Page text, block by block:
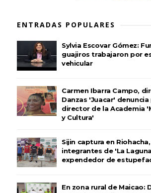
ENTRADAS POPULARES
Sylvia Escovar Gómez:
guajiros trabajaron por
vehicular
Carmen Ibarra Campo,
Danzas 'Juacar'
director de la Academia
y Cultura'
Sijin captura en
integrantes de 'La
expendedor de
En zona rural de Maicao: